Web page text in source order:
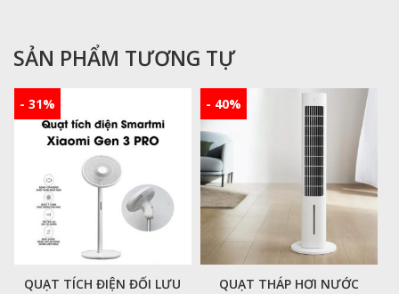
SẢN PHẨM TƯƠNG TỰ
- 31%
QUẠT TÍCH ĐIỆN ĐỐI LƯU
- 40%
QUẠT THÁP HƠI NƯỚC